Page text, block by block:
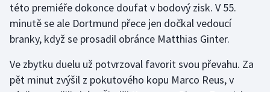
Futsal
Golf
Gymnastika
této premiéře dokonce doufat v bodový zisk. V 55.
minutě se ale Dortmund přece jen dočkal vedoucí
branky, když se prosadil obránce Matthias Ginter.
Ve zbytku duelu už potvrzoval favorit svou převahu. Za
pět minut zvýšil z pokutového kopu Marco Reus, v